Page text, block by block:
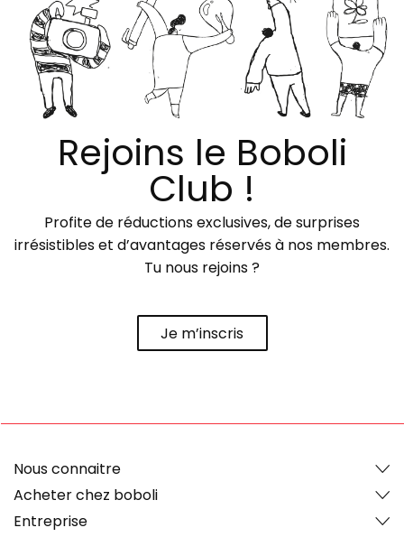
Rejoins le Boboli
Club !
Profite de réductions exclusives, de surprises
irrésistibles et d’avantages réservés à nos membres.
Tu nous rejoins ?
Je m’inscris
Nous connaitre
Acheter chez boboli
Entreprise